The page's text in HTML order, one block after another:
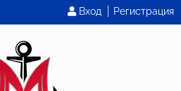
Вход Регистрация